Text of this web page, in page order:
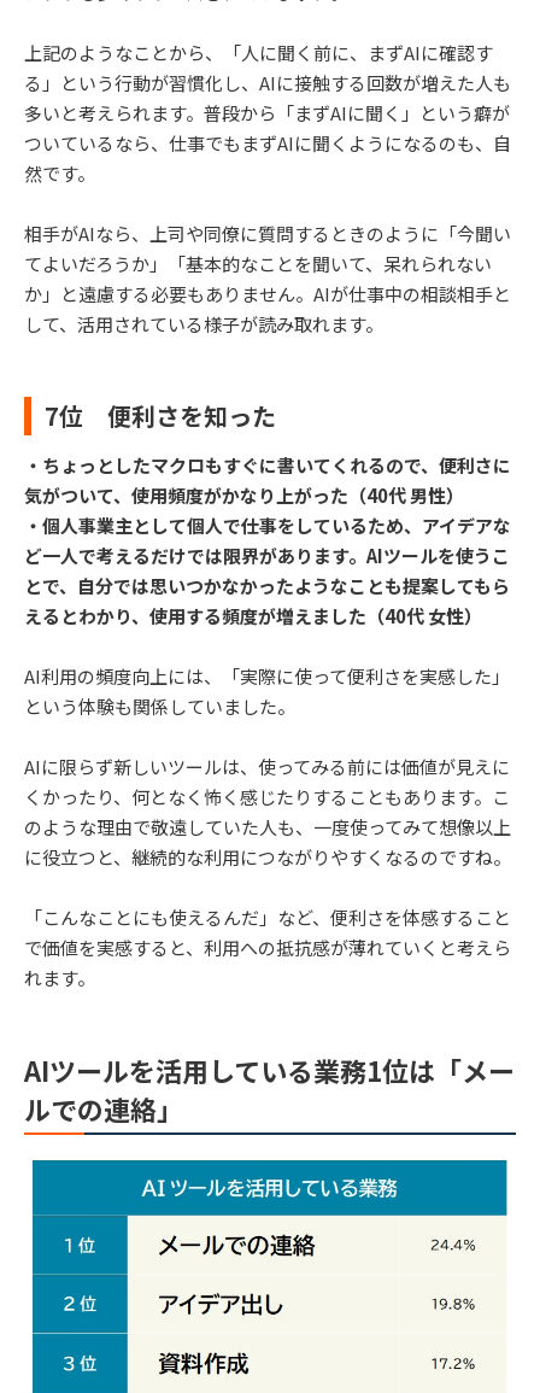
上記のようなことから、「人に聞く前に、まずAIに確認す
る」という行動が習慣化し、AIに接触する回数が増えた人も
多いと考えられます。普段から「まずAIに聞く」という癖が
ついているなら、仕事でもまずAIに聞くようになるのも、自
然です。
相手がAIなら、上司や同僚に質問するときのように「今聞い
てよいだろうか」「基本的なことを聞いて、呆れられない
か」と遠慮する必要もありません。AIが仕事中の相談相手と
して、活用されている様子が読み取れます。
7位 便利さを知った
・ちょっとしたマクロもすぐに書いてくれるので、便利さに
気がついて、使用頻度がかなり上がった（40代 男性）
・個人事業主として個人で仕事をしているため、アイデアな
ど一人で考えるだけでは限界があります。AIツールを使うこ
とで、自分では思いつかなかったようなことも提案してもら
えるとわかり、使用する頻度が増えました（40代 女性）
AI利用の頻度向上には、「実際に使って便利さを実感した」
という体験も関係していました。
AIに限らず新しいツールは、使ってみる前には価値が見えに
くかったり、何となく怖く感じたりすることもあります。こ
のような理由で敬遠していた人も、一度使ってみて想像以上
に役立つと、継続的な利用につながりやすくなるのですね。
「こんなことにも使えるんだ」など、便利さを体感すること
で価値を実感すると、利用への抵抗感が薄れていくと考えら
れます。
AIツールを活用している業務1位は「メー
ルでの連絡」